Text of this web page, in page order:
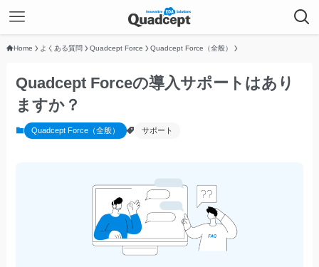
Home よくある質問 Quadcept Force Quadcept Force（全般）
Quadcept Forceの導入サポートはあり
ますか？
Quadcept Force（全般） サポート